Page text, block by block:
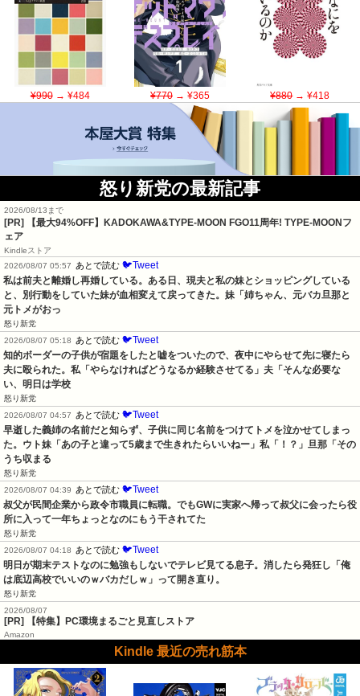
¥990→ ¥484 ¥770→ ¥365 ¥880→ ¥418
怒り新党の最新記事
2026/08/13まで
[PR]
【最大94%OFF】KADOKAWA&TYPE-MOON FGO11周年! TYPE-MOONフ
ェア
Kindleストア
2026/08/07 05:57
あとで読む 🐦Tweet
私は前夫と離婚し再婚している。ある日、現夫と私の妹とショッピングしている
と、別行動をしていた妹が血相変えて戻ってきた。妹「姉ちゃん、元バカ旦那と
元トメがおっ
怒り新党
2026/08/07 05:18
あとで読む 🐦Tweet
知的ボーダーの子供が宿題をしたと嘘をついたので、夜中にやらせて先に寝たら
夫に殴られた。私「やらなければどうなるか経験させてる」夫「そんな必要な
い、明日は学校
怒り新党
2026/08/07 04:57
あとで読む 🐦Tweet
早逝した義姉の名前だと知らず、子供に同じ名前をつけてトメを泣かせてしまっ
た。ウト妹「あの子と違って5歳まで生きれたらいいねー」私「！？」旦那「その
うち収まる
怒り新党
2026/08/07 04:39
あとで読む 🐦Tweet
叔父が民間企業から政令市職員に転職。でもGWに実家へ帰って叔父に会ったら役
所に入って一年ちょっとなのにもう干されてた
怒り新党
2026/08/07 04:18
あとで読む 🐦Tweet
明日が期末テストなのに勉強もしないでテレビ見てる息子。消したら発狂し「俺
は底辺高校でいいのｗバカだしｗ」って開き直り。
怒り新党
2026/08/07
[PR] 【特集】PC環境まるごと見直しストア
Amazon
Kindle 最近の売れ筋本